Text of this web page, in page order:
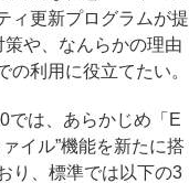
ィ更新プログラムが提
策や、なんらかの理由
利用に役立てたい。
は、あらかじめ「E
イル”機能を新たに搭
り、標準では以下の3